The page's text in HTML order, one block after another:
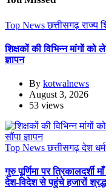
Top Newsछत्तीसगढ़राज्य
शिक्षकों की विभिन्न मांगों
ज्ञापन
By kotwalnews
August 3, 2026
53 views
Top Newsछत्तीसगढ़देश
गुरु पूर्णिमा पर त्रिकालदर्शी
देश-विदेश से पहुंचे हजारों